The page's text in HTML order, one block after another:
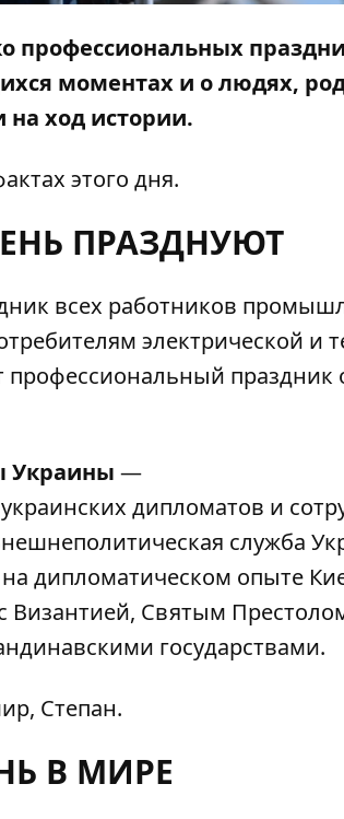
профессиональных
моментах и о людях,
на ход истории.
этого дня.
ПРАЗДНУЮТ
всех работников
электрической и
профессиональный праздник
Украины —
дипломатов и
служба
дипломатическом опыте
Святым
государствами.
Степан.
В МИРЕ